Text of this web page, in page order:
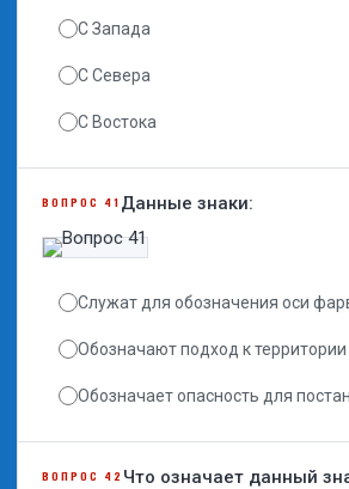
С Запада
С Севера
С Востока
ВОПРОС 41 Данные знаки:
Служат для обозначения оси
Обозначают подход к
Обозначает опасность для
ВОПРОС 42 Что означает данный